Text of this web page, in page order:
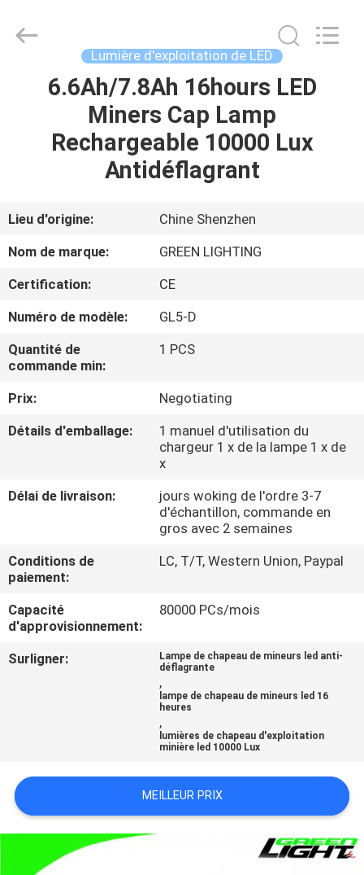
MAISON
PRODUITS
SUJET
DE
NOUS
VISITE
D'USINE
CONTRÔLE
DE
DEMANDEZ
UNE
CITATION
PRIVACY
POLICY
CO.,LTD.
Lumière d'exploitation de LED
6.6Ah/7.8Ah 16hours LED
Miners Cap Lamp
Rechargeable 10000 Lux
Antidéflagrant
Lieu d'origine:
Chine Shenzhen
Nom de marque:
GREEN LIGHTING
Certification:
CE
Numéro de modèle:
GL5-D
Quantité de
commande min:
1 PCS
Prix:
Negotiating
Détails d'emballage:
1 manuel d'utilisation du
chargeur 1 x de la lampe 1 x de
x
Délai de livraison:
jours woking de l'ordre 3-7
d'échantillon, commande en
gros avec 2 semaines
Conditions de
paiement:
LC, T/T, Western Union, Paypal
Capacité
d'approvisionnement:
80000 PCs/mois
Surligner:
Lampe de chapeau de mineurs led anti-
déflagrante
,
lampe de chapeau de mineurs led 16
heures
,
lumières de chapeau d'exploitation
minière led 10000 Lux
MEILLEUR PRIX